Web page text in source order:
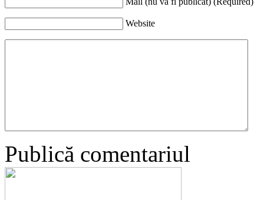
Website
Publică comentariul